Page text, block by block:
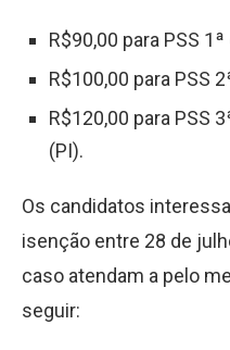
R$90,00 para PSS
R$100,00 para PSS
R$120,00 para PSS
(PI).
Os candidatos
isenção entre 28 de
caso atendam a pelo
seguir: